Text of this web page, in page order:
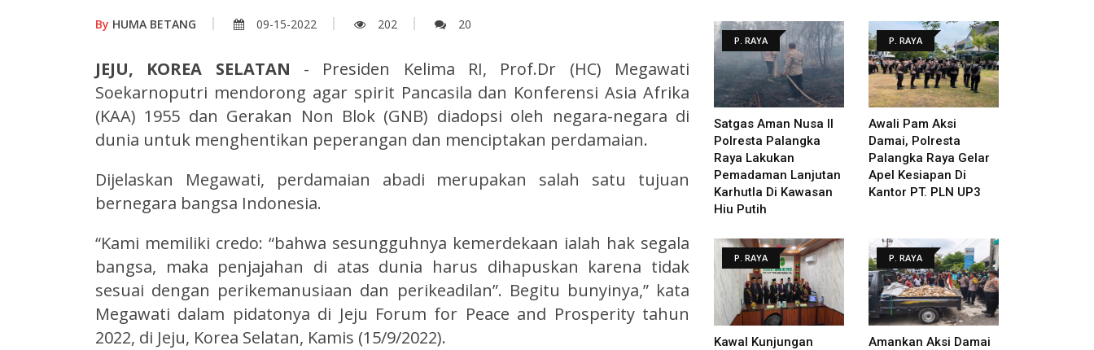
By HUMA BETANG 09-15-2022 202 20
JEJU, KOREA SELATAN - Presiden Kelima RI, Prof.Dr (HC) Megawati
Soekarnoputri mendorong agar spirit Pancasila dan Konferensi Asia Afrika
(KAA) 1955 dan Gerakan Non Blok (GNB) diadopsi oleh negara-negara di
dunia untuk menghentikan peperangan dan menciptakan perdamaian.
Dijelaskan Megawati, perdamaian abadi merupakan salah satu tujuan
bernegara bangsa Indonesia.
“Kami memiliki credo: “bahwa sesungguhnya kemerdekaan ialah hak segala
bangsa, maka penjajahan di atas dunia harus dihapuskan karena tidak
sesuai dengan perikemanusiaan dan perikeadilan”. Begitu bunyinya,” kata
Megawati dalam pidatonya di Jeju Forum for Peace and Prosperity tahun
2022, di Jeju, Korea Selatan, Kamis (15/9/2022).
P. RAYA
Satgas Aman Nusa II
Polresta Palangka
Raya Lakukan
Pemadaman Lanjutan
Karhutla Di Kawasan
Hiu Putih
P. RAYA
Awali Pam Aksi
Damai, Polresta
Palangka Raya Gelar
Apel Kesiapan Di
Kantor PT. PLN UP3
P. RAYA
Kawal Kunjungan
P. RAYA
Amankan Aksi Damai